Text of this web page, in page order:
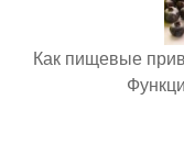
Как пищевые